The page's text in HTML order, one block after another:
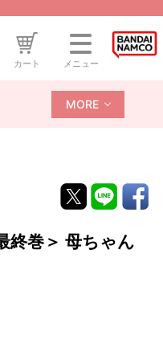
カート メニュー
MORE
終巻＞ 母ちゃん